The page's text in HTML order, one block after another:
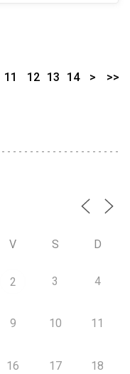
11 12 13 14 > >>
V S D
2 3 4
9 10 11
16 17 18